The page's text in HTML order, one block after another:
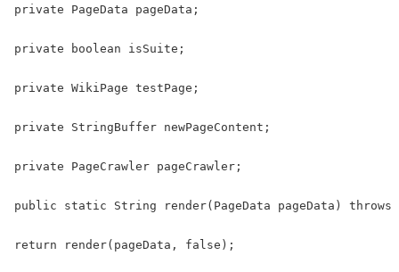
private PageData pageData;
private boolean isSuite;
private WikiPage testPage;
private StringBuffer newPageContent;
private PageCrawler pageCrawler;
public static String render(PageData pageData) throws
return render(pageData, false);